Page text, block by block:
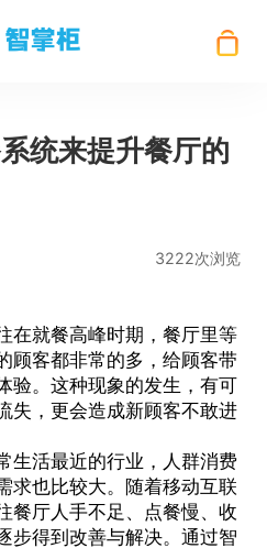
统来提升餐厅的
3222次浏览
在就餐高峰时期，餐厅里等
顾客都非常的多，给顾客带
验。这种现象的发生，有可
失，更会造成新顾客不敢进
生活最近的行业，人群消费
求也比较大。随着移动互联
餐厅人手不足、点餐慢、收
步得到改善与解决。通过智